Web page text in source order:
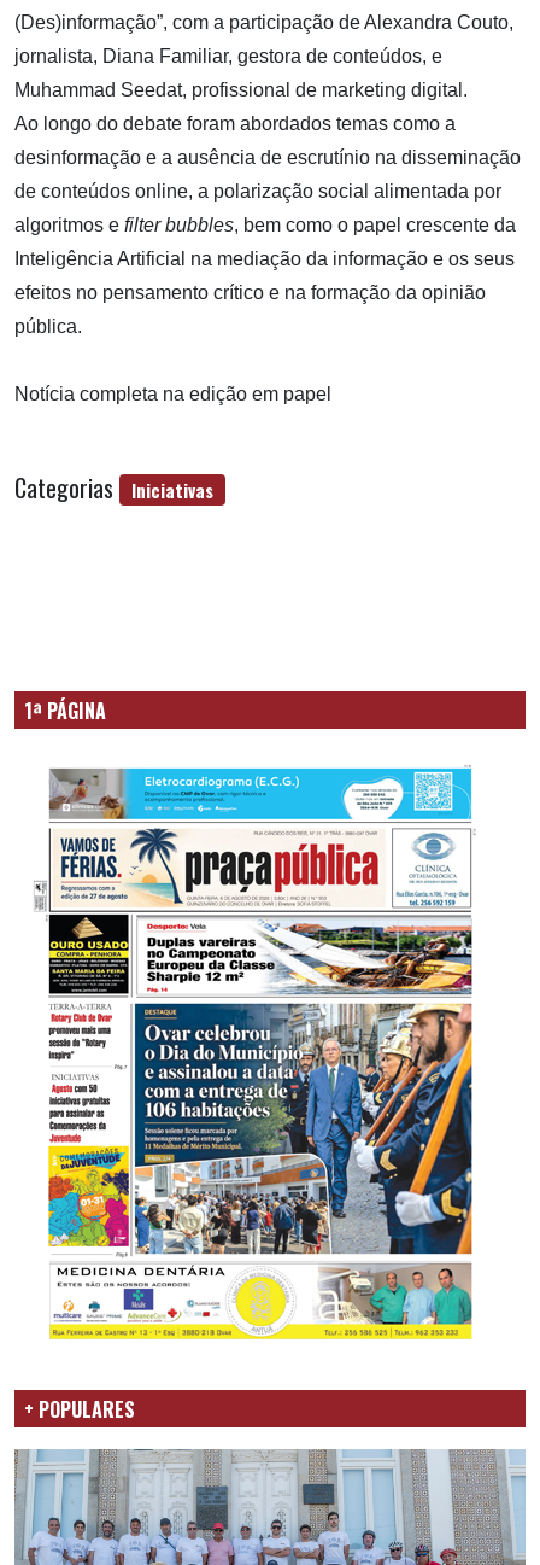
(Des)informação”, com a participação de Alexandra Couto,
jornalista, Diana Familiar, gestora de conteúdos, e
Muhammad Seedat, profissional de marketing digital.
Ao longo do debate foram abordados temas como a
desinformação e a ausência de escrutínio na disseminação
de conteúdos online, a polarização social alimentada por
algoritmos e filter bubbles, bem como o papel crescente da
Inteligência Artificial na mediação da informação e os seus
efeitos no pensamento crítico e na formação da opinião
pública.
Notícia completa na edição em papel
Categorias Iniciativas
1ª PÁGINA
+ POPULARES